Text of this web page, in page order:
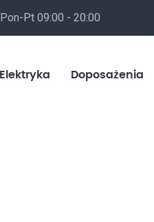
Pon-Pt 09:00 - 20:00
Elektryka Doposażenia